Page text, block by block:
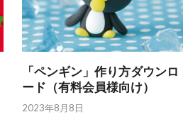
「ペンギン」作り方ダウンロ
ード（有料会員様向け）
2023年8月8日